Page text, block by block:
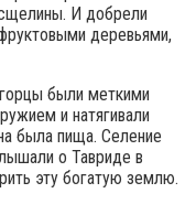
И добрели
деревьями,
были меткими
и натягивали
была пища. Селение
о Тавриде в
эту богатую землю.